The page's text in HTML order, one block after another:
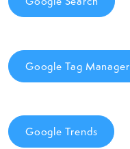
Google Tag Manager
Google Trends